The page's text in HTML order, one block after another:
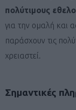
πολύτιμους
για την ομαλή και
παράσχουν τις
χρειαστεί.
Σημαντικές